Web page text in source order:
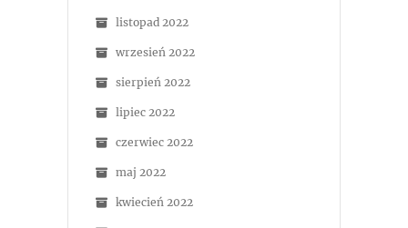
listopad 2022
wrzesień 2022
sierpień 2022
lipiec 2022
czerwiec 2022
maj 2022
kwiecień 2022